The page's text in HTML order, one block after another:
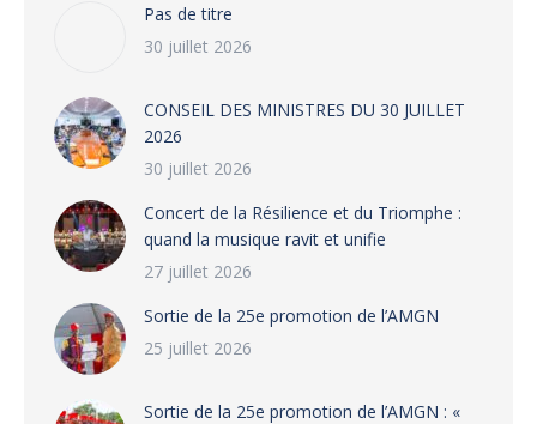
Pas de titre
30 juillet 2026
CONSEIL DES MINISTRES DU 30 JUILLET
2026
30 juillet 2026
‎​Concert de la Résilience et du Triomphe :
quand la musique ravit et unifie
27 juillet 2026
‎Sortie de la 25e promotion de l’AMGN
25 juillet 2026
‎Sortie de la 25e promotion de l’AMGN : «